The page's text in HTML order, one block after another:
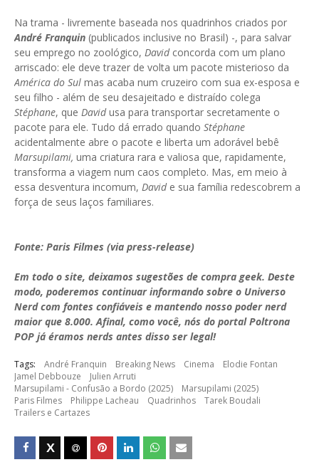
Na trama - livremente baseada nos quadrinhos criados por
André Franquin (publicados inclusive no Brasil) -, para salvar
seu emprego no zoológico, David concorda com um plano
arriscado: ele deve trazer de volta um pacote misterioso da
América do Sul mas acaba num cruzeiro com sua ex-esposa e
seu filho - além de seu desajeitado e distraído colega
Stéphane, que Davidusa para transportar secretamente o
pacote para ele. Tudo dá errado quando Stéphane
acidentalmente abre o pacote e liberta um adorável bebê
Marsupilami, uma criatura rara e valiosa que, rapidamente,
transforma a viagem num caos completo. Mas, em meio à
essa desventura incomum, David e sua família redescobrem a
força de seus laços familiares.
Fonte: Paris Filmes (via press-release)
Em todo o site, deixamos sugestões de compra geek. Deste
modo, poderemos continuar informando sobre o Universo
Nerd com fontes confiáveis e mantendo nosso poder nerd
maior que 8.000. Afinal, como você, nós do portal Poltrona
POP já éramos nerds antes disso ser legal!
Tags: André Franquin Breaking News Cinema
Elodie Fontan
Jamel Debbouze
Julien Arruti
Marsupilami - Confusão a Bordo (2025)
Marsupilami (2025)
Paris Filmes
Philippe Lacheau Quadrinhos
Tarek Boudali
Trailers e Cartazes